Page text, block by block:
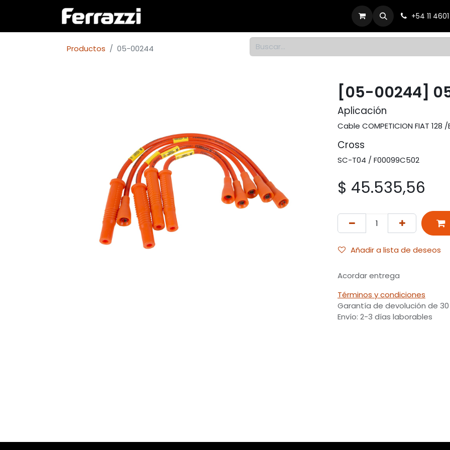
Contacto +54 11 4601
Productos 05-00244
[05-00244]
Aplicación
Cable COMPETICION FIAT
Cross
SC-T04 / F00099C502
$ 45.535,56
Añadir a lista de deseos
Acordar entrega
Términos y condiciones
Garantía de devolución de
Envío: 2-3 días laborables